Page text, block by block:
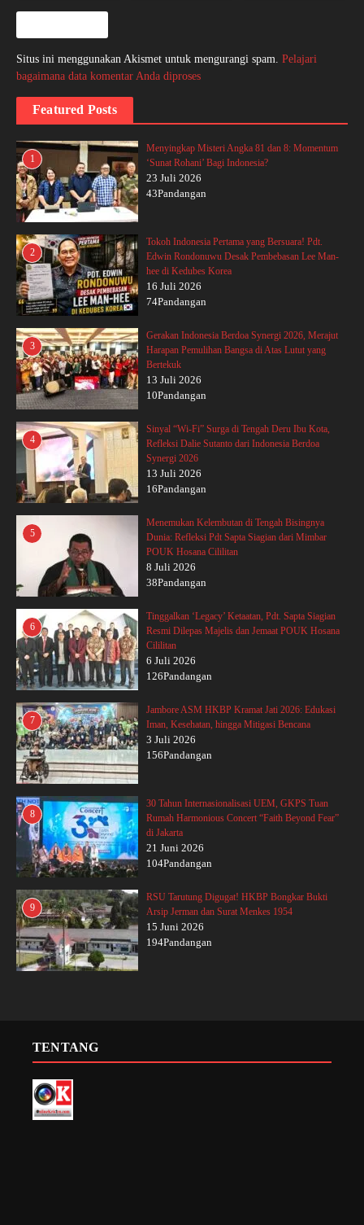
Situs ini menggunakan Akismet untuk mengurangi spam. Pelajari
bagaimana data komentar Anda diproses
Featured Posts
1
Menyingkap Misteri Angka 81 dan 8: Momentum
‘Sunat Rohani’ Bagi Indonesia?
23 Juli 2026
43Pandangan
2
Tokoh Indonesia Pertama yang Bersuara! Pdt.
Edwin Rondonuwu Desak Pembebasan Lee Man-
hee di Kedubes Korea
16 Juli 2026
74Pandangan
3
Gerakan Indonesia Berdoa Synergi 2026, Merajut
Harapan Pemulihan Bangsa di Atas Lutut yang
Bertekuk
13 Juli 2026
10Pandangan
4
Sinyal “Wi-Fi” Surga di Tengah Deru Ibu Kota,
Refleksi Dalie Sutanto dari Indonesia Berdoa
Synergi 2026
13 Juli 2026
16Pandangan
5
Menemukan Kelembutan di Tengah Bisingnya
Dunia: Refleksi Pdt Sapta Siagian dari Mimbar
POUK Hosana Cililitan
8 Juli 2026
38Pandangan
6
Tinggalkan ‘Legacy’ Ketaatan, Pdt. Sapta Siagian
Resmi Dilepas Majelis dan Jemaat POUK Hosana
Cililitan
6 Juli 2026
126Pandangan
7
Jambore ASM HKBP Kramat Jati 2026: Edukasi
Iman, Kesehatan, hingga Mitigasi Bencana
3 Juli 2026
156Pandangan
8
30 Tahun Internasionalisasi UEM, GKPS Tuan
Rumah Harmonious Concert “Faith Beyond Fear”
di Jakarta
21 Juni 2026
104Pandangan
9
RSU Tarutung Digugat! HKBP Bongkar Bukti
Arsip Jerman dan Surat Menkes 1954
15 Juni 2026
194Pandangan
TENTANG